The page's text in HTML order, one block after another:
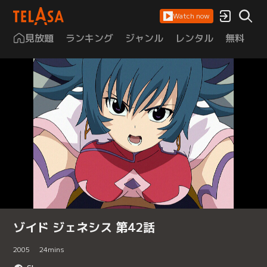
Watch now
見放題 ランキング ジャンル レンタル 無料
ゾイド ジェネシス 第42話
2005 24mins